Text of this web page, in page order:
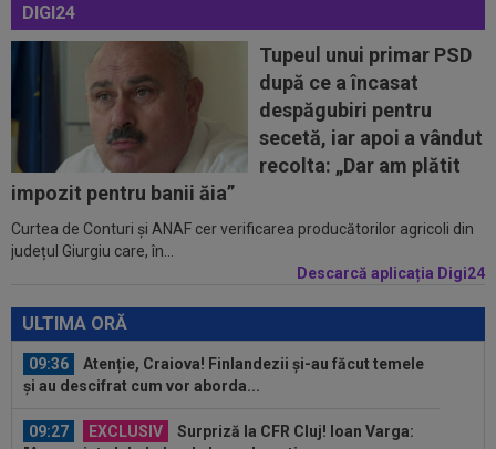
DIGI24
Tupeul unui primar PSD
după ce a încasat
despăgubiri pentru
secetă, iar apoi a vândut
recolta: „Dar am plătit
impozit pentru banii ăia”
Curtea de Conturi și ANAF cer verificarea producătorilor agricoli din
județul Giurgiu care, în...
Descarcă aplicația Digi24
ULTIMA ORĂ
09:16
40.000.000€ pentru transfer! Inter și Cristi
Chivu s-au pus de acord
10:08
Suma uriașă care i se reține lui Cornel Dinu din
pensie, după ce a pierdut...
09:53
A venit anunțul cel mare: Vinicius Junior a spus
"DA" și semnează!
09:45
Mirel Rădoi și-a spus nemulțumirea de la
Gaziantep
euro”
09:36
Atenție, Craiova! Finlandezii și-au făcut temele
și au descifrat cum vor aborda...
09:27 EXCLUSIV
Surpriză la CFR Cluj! Ioan Varga: